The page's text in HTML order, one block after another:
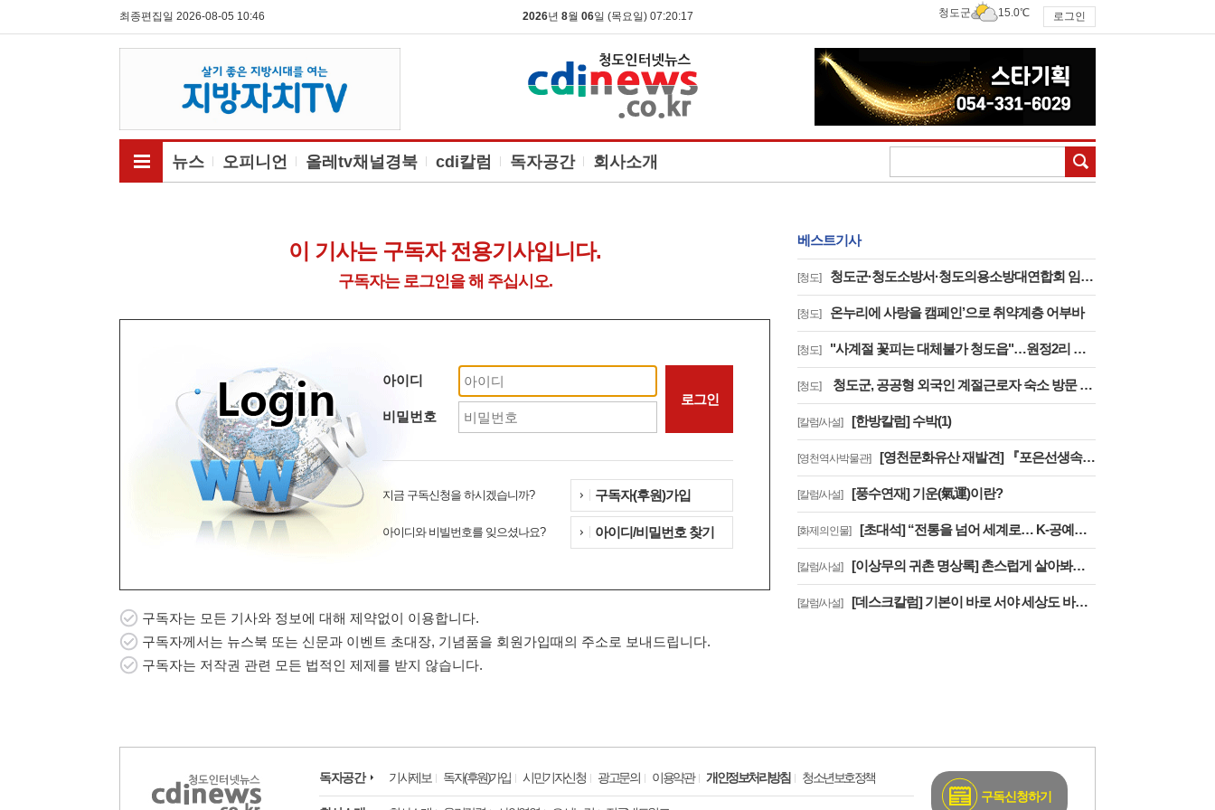
최종편집일 2026-08-05 10:46 2026년 8월 06일 (목요일) 07:20:17 청도군 15.0℃ 로그인
뉴스 오피니언 올레tv채널경북 cdi칼럼 독자공간 회사소개
전체메뉴보기
이 기사는 구독자 전용기사입니다.
구독자는 로그인을 해 주십시오.
아이디
비밀번호
지금 구독신청을 하시겠습니까? 구독자(후원)가입
아이디와 비빌번호를 잊으셨나요? 아이디/비밀번호 찾기
구독자는 모든 기사와 정보에 대해 제약없이 이용합니다.
구독자께서는 뉴스북 또는 신문과 이벤트 초대장, 기념품을 회원가입때의 주소로 보내드립니다.
구독자는 저작권 관련 모든 법적인 제제를 받지 않습니다.
베스트기사
[청도] 청도군·청도소방서·청도의용소방대연합회 임원 소통 간담회
[청도] 온누리에 사랑을 캠페인’으로 취약계층 어부바
[청도] "사계절 꽃피는 대체불가 청도읍"…원정2리 도로변 목수국 만개
[청도] 청도군, 공공형 외국인 계절근로자 숙소 방문 격려
[칼럼/사설] [한방칼럼] 수박(1)
[영천역사박물관] [영천문화유산 재발견] 『포은선생속집圃隱先生續集』은 우리나라에 왜 2책 밖에 없을까?
[칼럼/사설] [풍수연재] 기운(氣運)이란?
[화제의인물] [초대석] “전통을 넘어 세계로… K-공예를 대한민국 대표 문화브랜드로 키우겠습니다”
[칼럼/사설] [이상무의 귀촌 명상록] 촌스럽게 살아봐요, 우리
[칼럼/사설] [데스크칼럼] 기본이 바로 서야 세상도 바로 선다
독자공간 기사제보 독자(후원)가입 시민기자신청 광고문의 이용약관 개인정보처리방침 청소년보호정책
구독신청하기